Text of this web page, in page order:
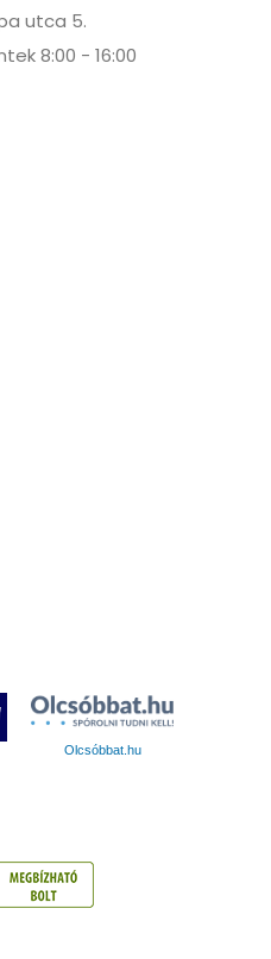
utca 5.
8:00 - 16:00
Olcsóbbat.hu